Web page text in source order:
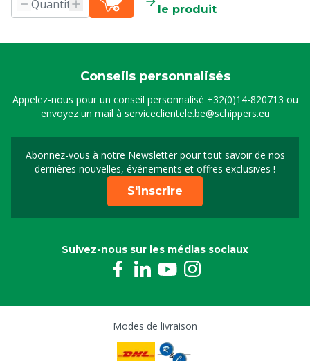
le produit
Conseils personnalisés
Appelez-nous pour un conseil personnalisé +32(0)14-820713 ou
envoyez un mail à serviceclientele.be@schippers.eu
Abonnez-vous à notre Newsletter pour tout savoir de nos
dernières nouvelles, événements et offres exclusives !
Inscrivez-vous à notre
S'inscrire
Suivez-nous sur les médias sociaux
Modes de livraison